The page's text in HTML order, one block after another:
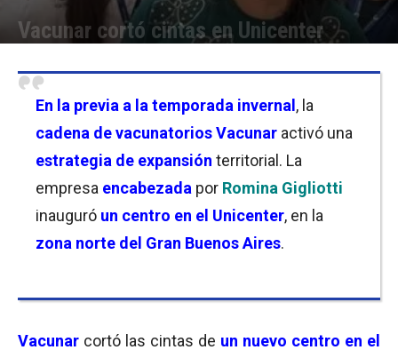
Vacunar cortó cintas en Unicenter
En la previa a la temporada invernal , la
cadena de vacunatorios Vacunar activó una
estrategia de expansión territorial. La
empresa encabezada por Romina Gigliotti
inauguró un centro en el Unicenter, en la
zona norte del Gran Buenos Aires.
Vacunar cortó las cintas de un nuevo centro en el